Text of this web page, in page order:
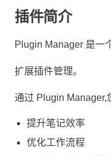
插件简介
Plugin Manager 是一
扩展插件管理。
通过 Plugin Manager,
提升笔记效率
优化工作流程